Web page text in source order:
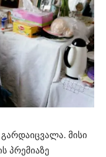
მისი
პრემიაზე